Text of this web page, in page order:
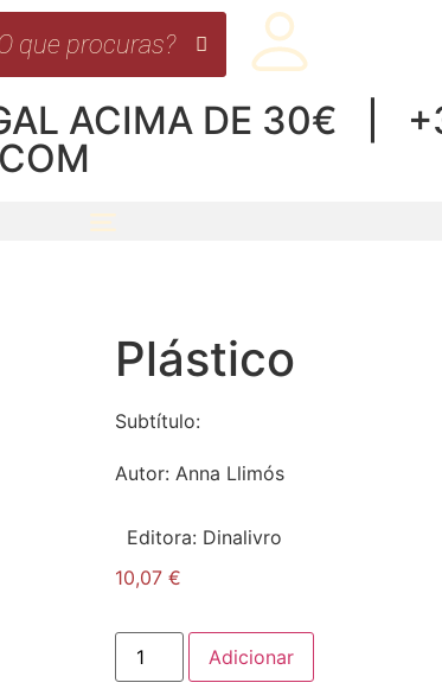
ACIMA DE 30€ |
Plástico
Subtítulo:
Autor: Anna Llimós
Editora: Dinalivro
10,07 €
Adicionar